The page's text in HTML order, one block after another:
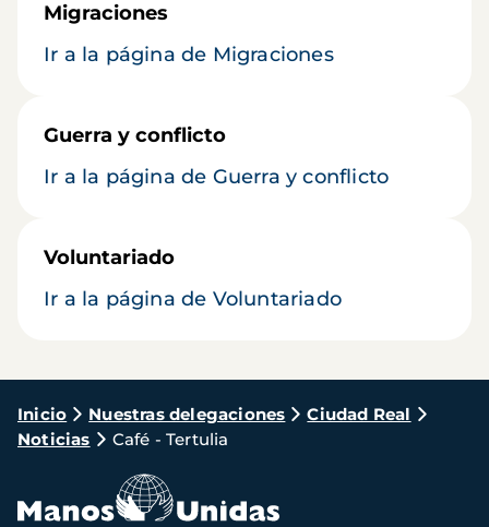
Migraciones
Ir a la página de Migraciones
Guerra y conflicto
Ir a la página de Guerra y conflicto
Voluntariado
Ir a la página de Voluntariado
Ruta
de
navegación
Inicio Nuestras delegaciones
Ciudad Real
Noticias
Café - Tertulia